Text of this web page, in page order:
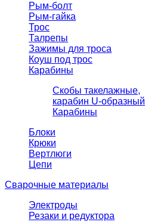
Рым-болт
Рым-гайка
Трос
Талрепы
Зажимы для троса
Коуш под трос
Карабины
Скобы такелажные,
карабин U-образный
Карабины
Блоки
Крюки
Вертлюги
Цепи
Сварочные материалы
Электроды
Резаки и редуктора